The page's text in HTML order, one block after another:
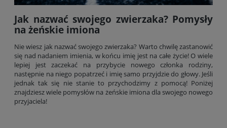
Jak nazwać swojego zwierzaka? Pomysły
na żeńskie imiona
Nie wiesz jak nazwać swojego zwierzaka? Warto chwilę zastanowić
się nad nadaniem imienia, w końcu imię jest na całe życie! O wiele
lepiej jest zaczekać na przybycie nowego członka rodziny,
następnie na niego popatrzeć i imię samo przyjdzie do głowy. Jeśli
jednak tak się nie stanie to przychodzimy z pomocą! Poniżej
znajdziesz wiele pomysłów na żeńskie imiona dla swojego nowego
przyjaciela!